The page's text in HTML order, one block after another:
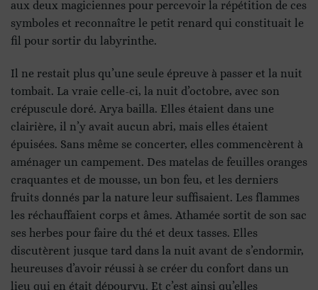
aux deux magiciennes pour percevoir la répétition de ces
symboles et reconnaître le petit renard qui constituait le
fil pour sortir du labyrinthe.
Il ne restait plus qu’une seule épreuve à passer et la nuit
tombait. La vraie celle-ci, la nuit d’octobre, avec son
crépuscule doré. Arya bailla. Elles étaient dans une
clairière, il n’y avait aucun abri, mais elles étaient
épuisées. Sans même se concerter, elles commencèrent à
aménager un campement. Des matelas de feuilles oranges
craquantes et de mousse, un bon feu, et les derniers
fruits donnés par la nature leur suffisaient. Les flammes
les réchauffaient corps et âmes. Athamée sortit de son sac
ses herbes pour faire du thé et deux tasses. Elles
discutèrent jusque tard dans la nuit avant de s’endormir,
heureuses d’avoir réussi à se créer du confort dans un
lieu qui en était dépourvu. Et c’est ainsi qu’elles